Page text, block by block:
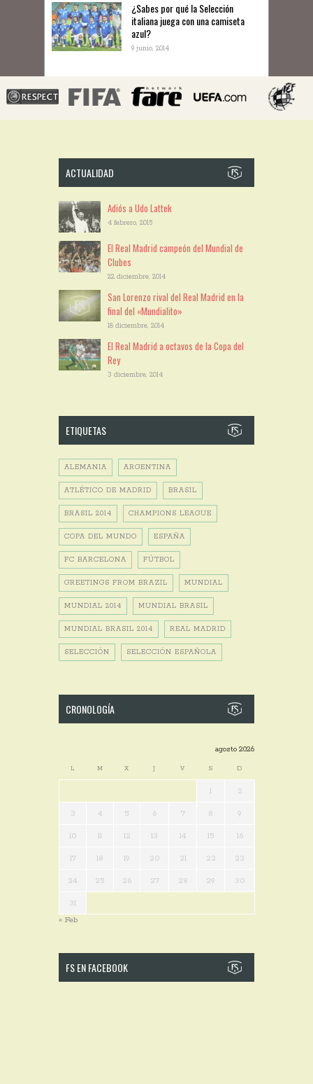
¿Sabes por qué la Selección
italiana juega con una camiseta
azul?
9 junio, 2014
ACTUALIDAD
Adiós a Udo Lattek
4 febrero, 2015
El Real Madrid campeón del Mundial de
Clubes
22 diciembre, 2014
San Lorenzo rival del Real Madrid en la
final del «Mundialito»
18 diciembre, 2014
El Real Madrid a octavos de la Copa del
Rey
3 diciembre, 2014
ETIQUETAS
ALEMANIA ARGENTINA
ATLÉTICO DE MADRID BRASIL
BRASIL 2014 CHAMPIONS LEAGUE
COPA DEL MUNDO ESPAÑA
FC BARCELONA FÚTBOL
GREETINGS FROM BRAZIL MUNDIAL
MUNDIAL 2014 MUNDIAL BRASIL
MUNDIAL BRASIL 2014 REAL MADRID
SELECCIÓN SELECCIÓN ESPAÑOLA
CRONOLOGÍA
agosto 2026
L M X J V S D
1 2
3 4 5 6 7 8 9
10 11 12 13 14 15 16
17 18 19 20 21 22 23
24 25 26 27 28 29 30
31
« Feb
FS EN FACEBOOK